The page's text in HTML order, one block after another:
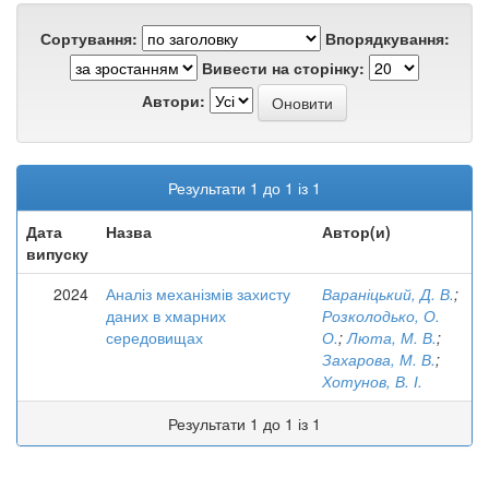
Сортування:
Впорядкування:
Вивести на сторінку:
Автори:
Результати 1 до 1 із 1
Дата
випуску
Назва Автор(и)
2024
Аналіз механізмів захисту
даних в хмарних
середовищах
Вараніцький, Д. В.;
Розколодько, О.
О.;Люта, М. В.;
Захарова, М. В.;
Хотунов, В. І.
Результати 1 до 1 із 1